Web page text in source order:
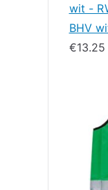
wit -
BHV
€13.25